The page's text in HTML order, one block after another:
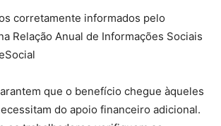
corretamente informados pelo
Relação Anual de Informações Sociais
que o benefício chegue àqueles
do apoio financeiro adicional.